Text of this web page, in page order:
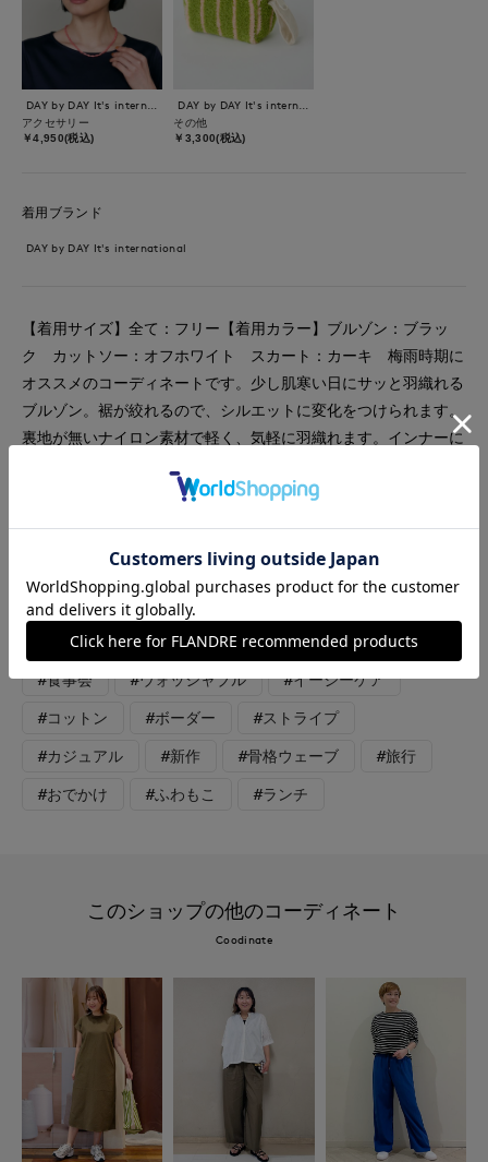
アクセサリー
￥4,950(税込)
その他
￥3,300(税込)
着用ブランド
DAY by DAY It's international
【着用サイズ】全て：フリー【着用カラー】ブルゾン：ブラッ
ク カットソー：オフホワイト スカート：カーキ 梅雨時期に
オススメのコーディネートです。少し肌寒い日にサッと羽織れる
ブルゾン。裾が絞れるので、シルエットに変化をつけられます。
裏地が無いナイロン素材で軽く、気軽に羽織れます。インナーに
ので、インでもアウトでも合わせやすいです。スカートはウエス
#カットソー #スカート #ジャケット
#アクセサリー #リラックス #休日 #女子会
#食事会 #ウォッシャブル #イージーケア
#コットン #ボーダー #ストライプ
#カジュアル #新作 #骨格ウェーブ #旅行
#おでかけ #ふわもこ #ランチ
このショップの他のコーディネート
Coodinate